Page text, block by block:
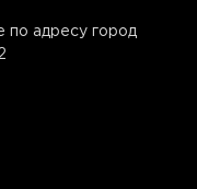
адресу город